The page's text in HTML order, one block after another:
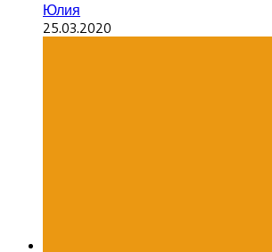
Юлия
25.03.2020